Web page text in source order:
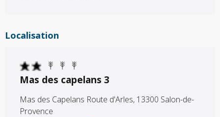
Localisation
Mas des capelans 3
Mas des Capelans Route d'Arles, 13300 Salon-de-
Provence